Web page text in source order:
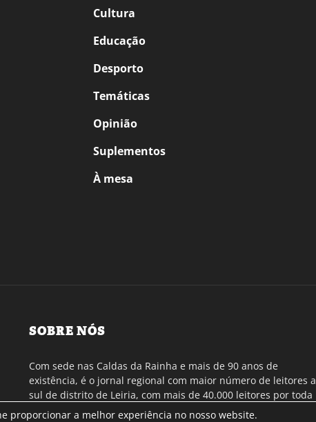
Cultura
Educação
Desporto
Temáticas
Opinião
Suplementos
À mesa
SOBRE NÓS
Com sede nas Caldas da Rainha e mais de 90 anos de
existência, é o jornal regional com maior número de leitores a
sul de distrito de Leiria, com mais de 40.000 leitores por toda
a região Oeste. Jornal com distribuição em Portugal
proporcionar a melhor experiência no nosso website.